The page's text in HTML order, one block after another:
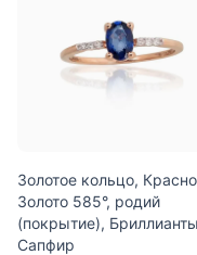
Золотое кольцо,
Золото 585°, родий
(покрытие),
Сапфир